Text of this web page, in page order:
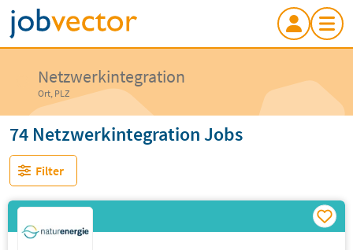
Netzwerkintegration
Ort, PLZ
74 Netzwerkintegration Jobs
Filter